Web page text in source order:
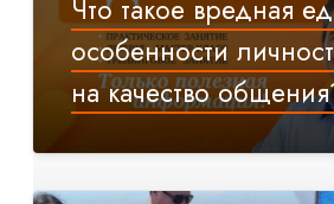
Что такое вредная
особенности
на качество